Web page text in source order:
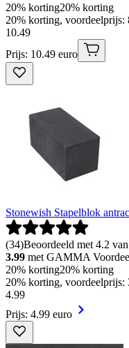
20% korting20% korting
20% korting,
10.49
Prijs: 10.49 euro
Stonewish Stapelblok
(34)Beoordeeld met 4.2
3.99 met GAMMA
20% korting20% korting
20% korting,
4.99
Prijs: 4.99 euro